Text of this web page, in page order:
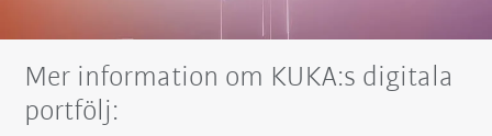
Mer information om KUKA:s digitala
portfölj: